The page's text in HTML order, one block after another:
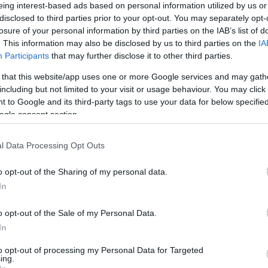
interest-based ads based on personal information utilized by us
to third parties prior to your opt-out. You may separately
of your personal information by third parties on the IAB’s list of
This information may also be disclosed by us to third parties on the
Participants that may further disclose it to other third parties.
that this website/app uses one or more Google services and may
but not limited to your visit or usage behaviour. You may
to Google and its third-party tags to use your data for below
consent section.
Data Processing Opt Outs
opt-out of the Sharing of my personal data.
opt-out of the Sale of my Personal Data.
opt-out of processing my Personal Data for Targeted
helyeket, hogy a közösségi
Az utolsó akciója emlékezetesre
épített szellemvadászként. Több mint 2,2
rendszeresen tölt fel videókat.
vagy csak hír jelent meg arról, hogy
Most épp az Ohio állambeli Circleville-ben található
épült történelmi műemlékben egy hétnapos
dolgokat rögzített a kamerája: a
három alak tűnt fel a férfival
A